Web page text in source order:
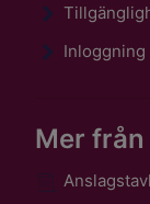
Mer från